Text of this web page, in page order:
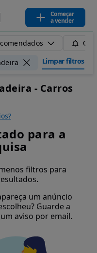
Começar
a vender
Limpar filtros
- Carros
para a
filtros para
um anúncio
Guarde a
aviso por email.